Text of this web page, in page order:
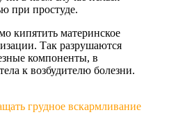
при простуде.
кипятить материнское
Так разрушаются
компоненты, в
к возбудителю болезни.
грудное вскармливание